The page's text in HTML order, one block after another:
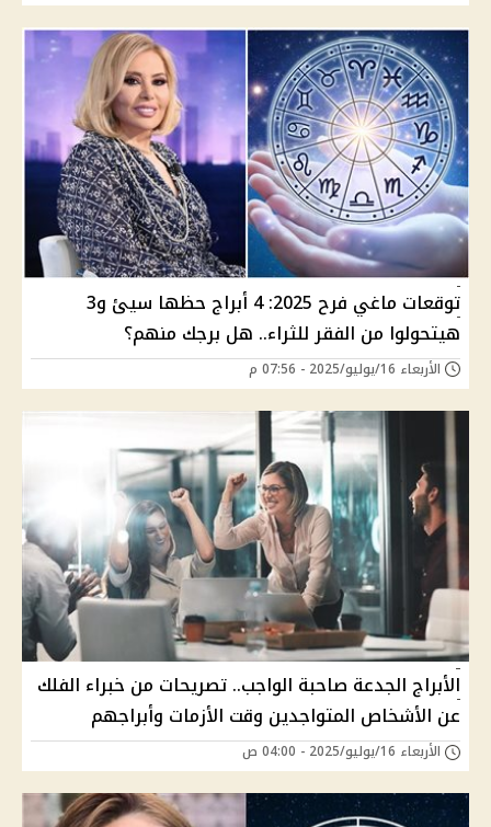
توقعات ماغي فرح 2025: 4 أبراج حظها سيئ و3
هيتحولوا من الفقر للثراء.. هل برجك منهم؟
الأربعاء 16/يوليو/2025 - 07:56 م
الأبراج الجدعة صاحبة الواجب.. تصريحات من خبراء الفلك
عن الأشخاص المتواجدين وقت الأزمات وأبراجهم
الأربعاء 16/يوليو/2025 - 04:00 ص